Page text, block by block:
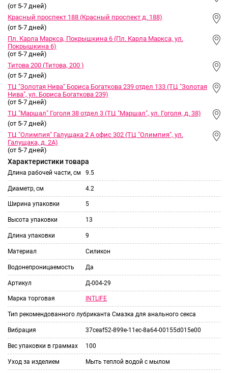
(от 5-7 дней)
Красный проспект 188 (Красный проспект д. 188)
(от 5-7 дней)
Пл. Карла Маркса, Покрышкина 6 (Пл. Карла Маркса, ул.
Покрышкина 6)
(от 5-7 дней)
Титова 200 (Титова, 200 )
(от 5-7 дней)
ТЦ "Золотая Нива" Бориса Богаткова 239 отдел 133 (ТЦ "Золотая
Нива", ул. Бориса Богаткова 239)
(от 5-7 дней)
ТЦ "Маршал" Гоголя 38 отдел 3 (ТЦ "Маршал", ул. Гоголя, д. 38)
(от 5-7 дней)
ТЦ "Олимпия" Галущака 2 А офис 302 (ТЦ "Олимпия", ул.
Галущака, д. 2А)
(от 5-7 дней)
Характеристики товара
Длина рабочей части, см 9.5
Диаметр, см 4.2
Ширина упаковки 5
Высота упаковки 13
Длина упаковки 9
Материал Силикон
Водонепроницаемость Да
Артикул Д-004-29
Марка торговая INTLIFE
Тип рекомендованного лубриканта Смазка для анального секса
Вибрация 37ceaf52-899e-11ec-8a64-00155d015e00
Вес упаковки в граммах 100
Уход за изделием Мыть теплой водой с мылом